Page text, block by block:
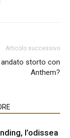
Articolo successivo
storto con
Anthem?
l’odissea